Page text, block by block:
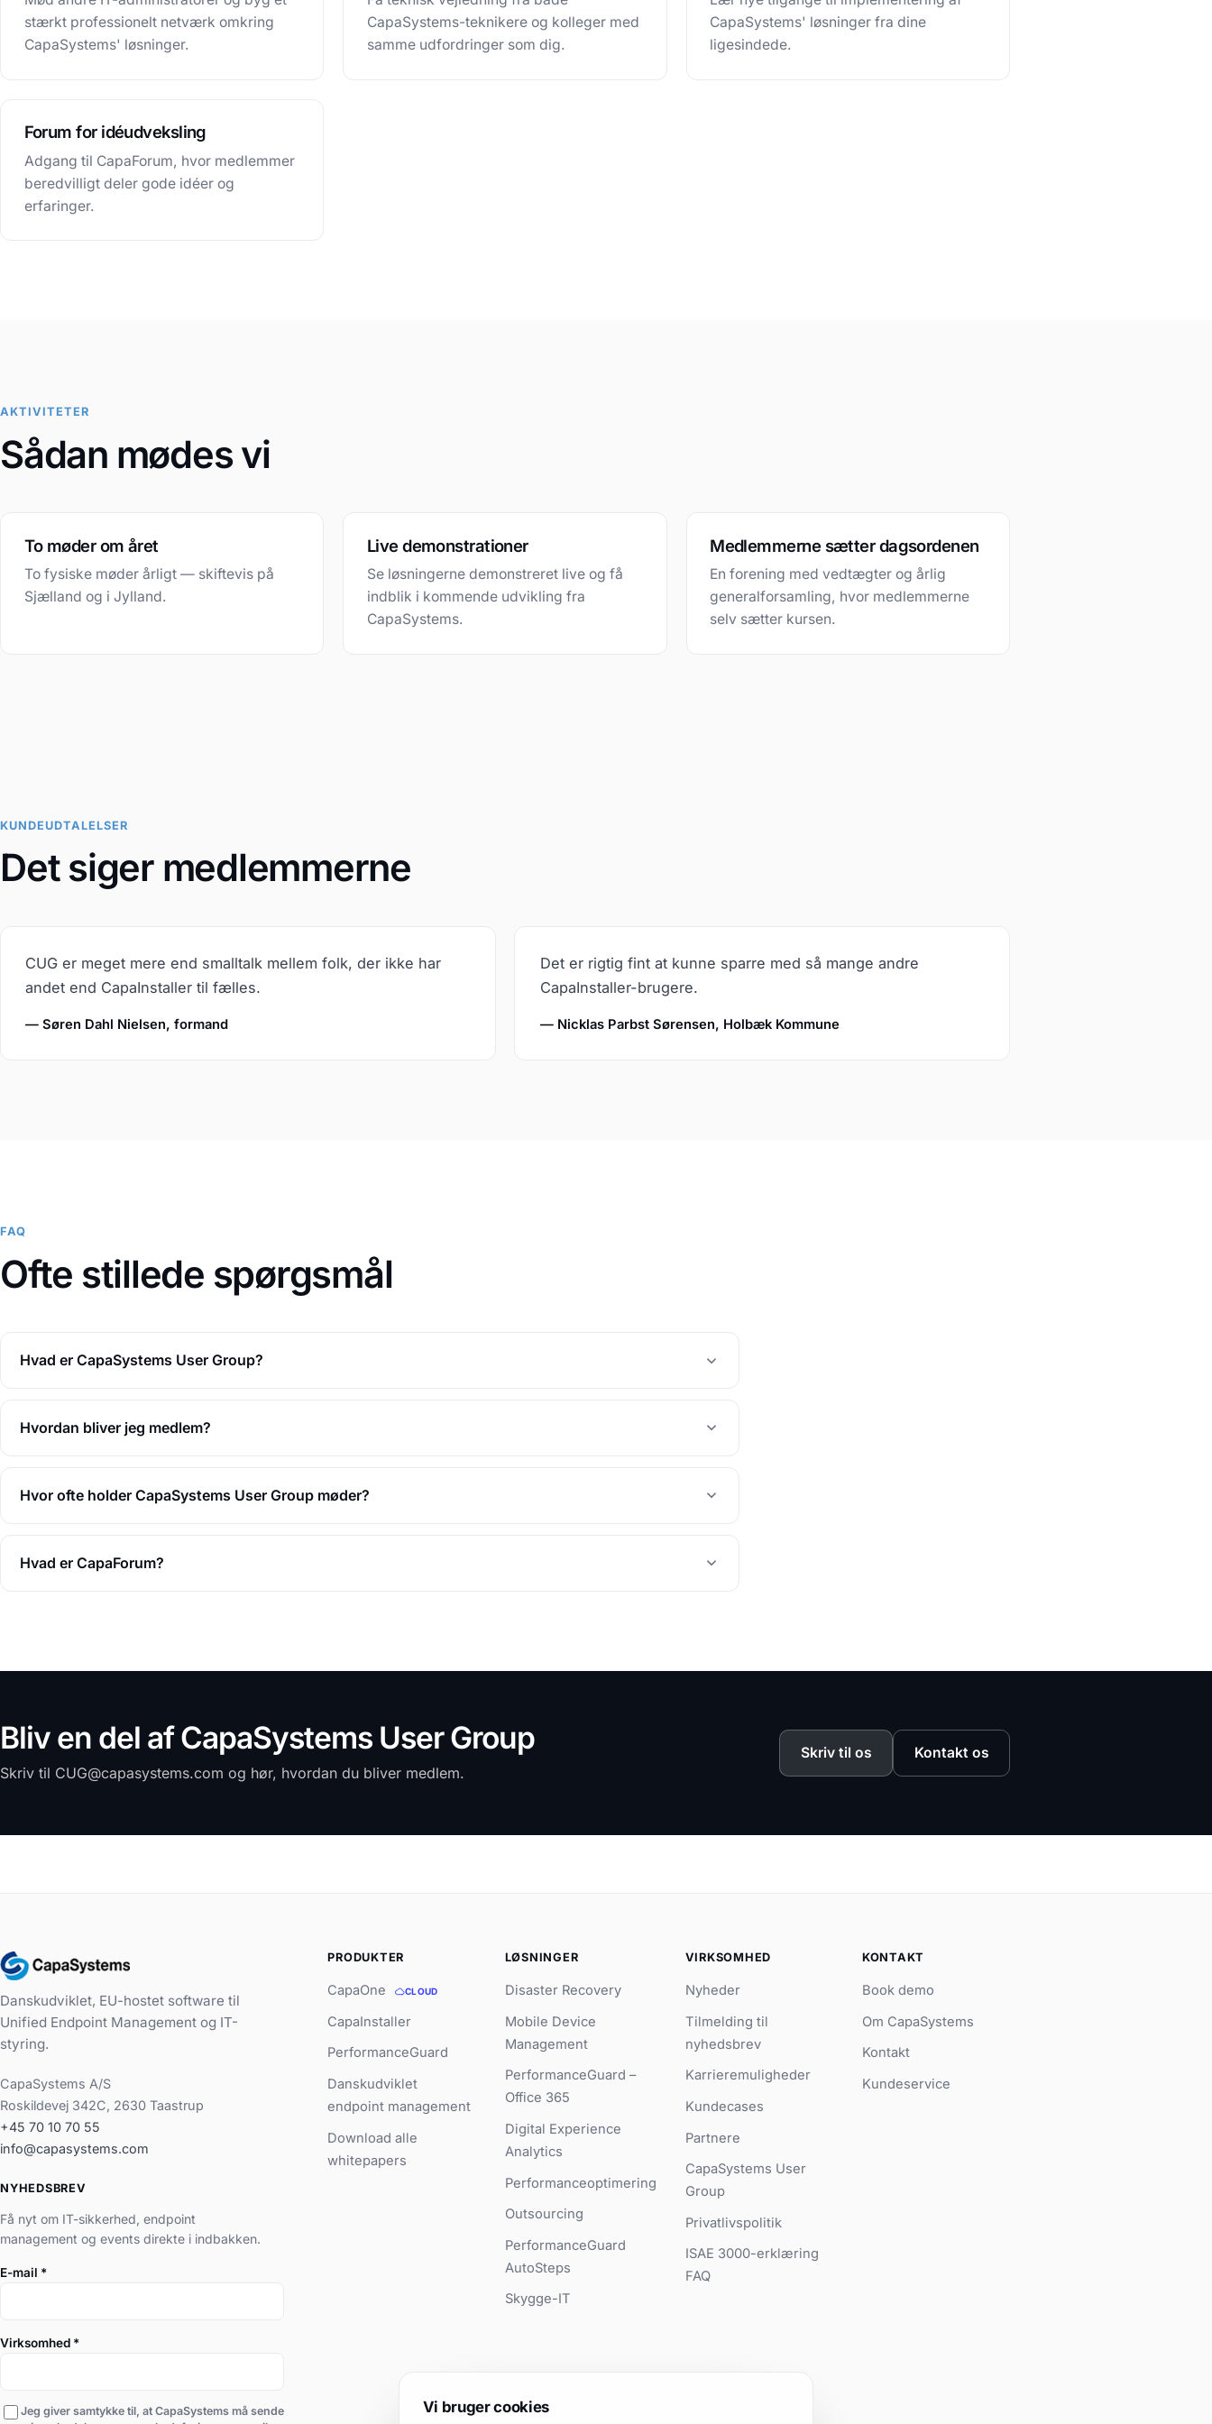
stærkt professionelt netværk omkring
CapaSystems' løsninger.
CapaSystems-teknikere og kolleger med
samme udfordringer som dig.
CapaSystems' løsninger fra dine
ligesindede.
Forum for idéudveksling
Adgang til CapaForum, hvor medlemmer
beredvilligt deler gode idéer og
erfaringer.
AKTIVITETER
Sådan mødes vi
To møder om året
To fysiske møder årligt — skiftevis på
Sjælland og i Jylland.
Live demonstrationer
Se løsningerne demonstreret live og få
indblik i kommende udvikling fra
CapaSystems.
Medlemmerne sætter dagsordenen
En forening med vedtægter og årlig
generalforsamling, hvor medlemmerne
selv sætter kursen.
KUNDEUDTALELSER
Det siger medlemmerne
CUG er meget mere end smalltalk mellem folk, der ikke har
andet end CapaInstaller til fælles.
— Søren Dahl Nielsen, formand
Det er rigtig fint at kunne sparre med så mange andre
CapaInstaller-brugere.
— Nicklas Parbst Sørensen, Holbæk Kommune
FAQ
Ofte stillede spørgsmål
Hvad er CapaSystems User Group?
Hvordan bliver jeg medlem?
Hvor ofte holder CapaSystems User Group møder?
Hvad er CapaForum?
Bliv en del af CapaSystems User Group
Skriv til CUG@capasystems.com og hør, hvordan du bliver medlem.
Skriv til os Kontakt os
Danskudviklet, EU-hostet software til
Unified Endpoint Management og IT-
styring.
CapaSystems A/S
Roskildevej 342C, 2630 Taastrup
+45 70 10 70 55
info@capasystems.com
NYHEDSBREV
Få nyt om IT-sikkerhed, endpoint
management og events direkte i indbakken.
E-mail *
Virksomhed *
Jeg giver samtykke til, at CapaSystems må sende
PRODUKTER
CapaOne CLOUD
CapaInstaller
PerformanceGuard
Danskudviklet
endpoint management
Download alle
whitepapers
LØSNINGER
Disaster Recovery
Mobile Device
Management
PerformanceGuard –
Office 365
Digital Experience
Analytics
Performanceoptimering
Outsourcing
PerformanceGuard
AutoSteps
Skygge-IT
VIRKSOMHED
Nyheder
Tilmelding til
nyhedsbrev
Karrieremuligheder
Kundecases
Partnere
CapaSystems User
Group
Privatlivspolitik
ISAE 3000-erklæring
FAQ
KONTAKT
Book demo
Om CapaSystems
Kontakt
Kundeservice
Vi bruger cookies